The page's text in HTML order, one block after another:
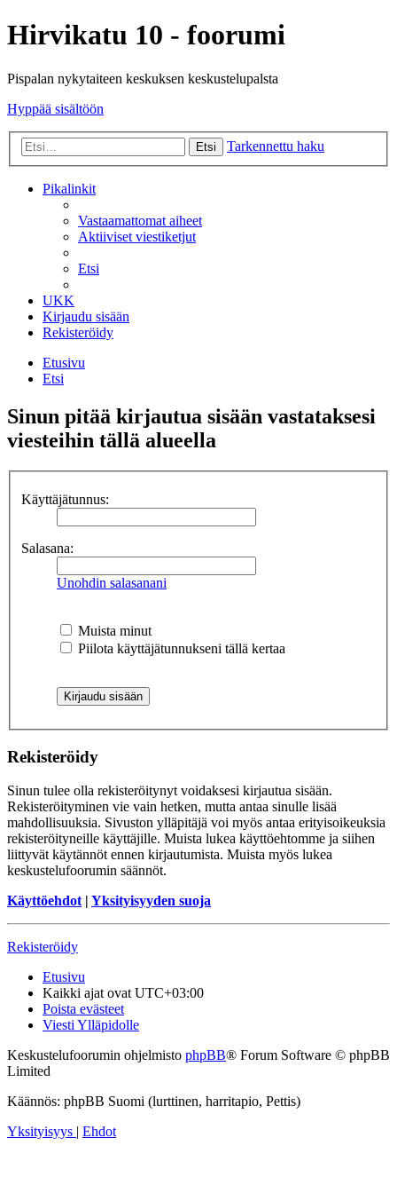
Hirvikatu 10 - foorumi
Pispalan nykytaiteen keskuksen keskustelupalsta
Hyppää sisältöön
Etsi Tarkennettu haku
Pikalinkit
Vastaamattomat aiheet
Aktiiviset viestiketjut
Etsi
UKK
Kirjaudu sisään
Rekisteröidy
Etusivu
Etsi
Sinun pitää kirjautua sisään vastataksesi
viesteihin tällä alueella
Käyttäjätunnus:
Salasana:
Unohdin salasanani
Muista minut
Piilota käyttäjätunnukseni tällä kertaa
Rekisteröidy
Sinun tulee olla rekisteröitynyt voidaksesi kirjautua sisään.
Rekisteröityminen vie vain hetken, mutta antaa sinulle lisää
mahdollisuuksia. Sivuston ylläpitäjä voi myös antaa erityisoikeuksia
rekisteröityneille käyttäjille. Muista lukea käyttöehtomme ja siihen
liittyvät käytännöt ennen kirjautumista. Muista myös lukea
keskustelufoorumin säännöt.
Käyttöehdot | Yksityisyyden suoja
Rekisteröidy
Etusivu
Kaikki ajat ovat UTC+03:00
Poista evästeet
Viesti Ylläpidolle
Keskustelufoorumin ohjelmisto phpBB® Forum Software © phpBB
Limited
Käännös: phpBB Suomi (lurttinen, harritapio, Pettis)
Yksityisyys | Ehdot